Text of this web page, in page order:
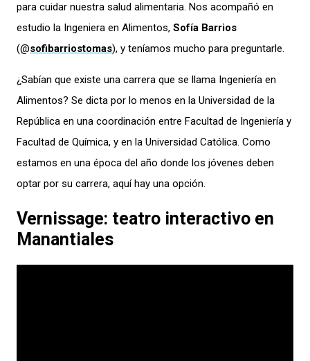
para cuidar nuestra salud alimentaria. Nos acompañó en
estudio la Ingeniera en Alimentos, Sofía Barrios
(@sofibarriostomas), y teníamos mucho para preguntarle.
¿Sabían que existe una carrera que se llama Ingeniería en
Alimentos? Se dicta por lo menos en la Universidad de la
República en una coordinación entre Facultad de Ingeniería y
Facultad de Química, y en la Universidad Católica. Como
estamos en una época del año donde los jóvenes deben
optar por su carrera, aquí hay una opción.
Vernissage: teatro interactivo en
Manantiales